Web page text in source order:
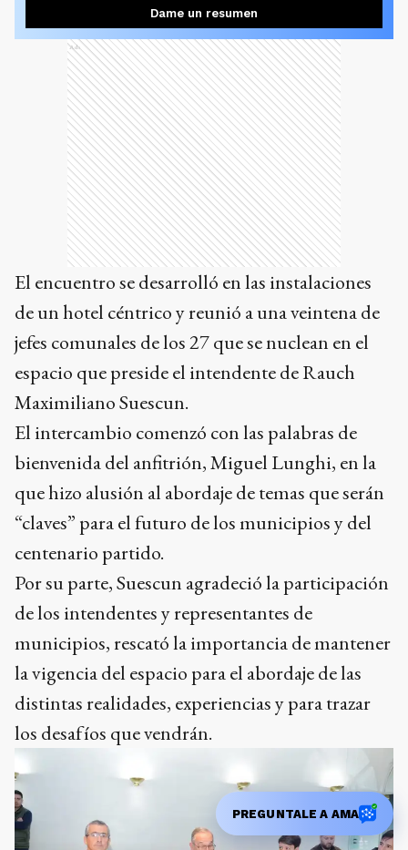
Dame un resumen
Ads
El encuentro se desarrolló en las instalaciones
de un hotel céntrico y reunió a una veintena de
jefes comunales de los 27 que se nuclean en el
espacio que preside el intendente de Rauch
Maximiliano Suescun.
El intercambio comenzó con las palabras de
bienvenida del anfitrión, Miguel Lunghi, en la
que hizo alusión al abordaje de temas que serán
“claves” para el futuro de los municipios y del
centenario partido.
Por su parte, Suescun agradeció la participación
de los intendentes y representantes de
municipios, rescató la importancia de mantener
la vigencia del espacio para el abordaje de las
distintas realidades, experiencias y para trazar
los desafíos que vendrán.
PREGUNTALE A AMA